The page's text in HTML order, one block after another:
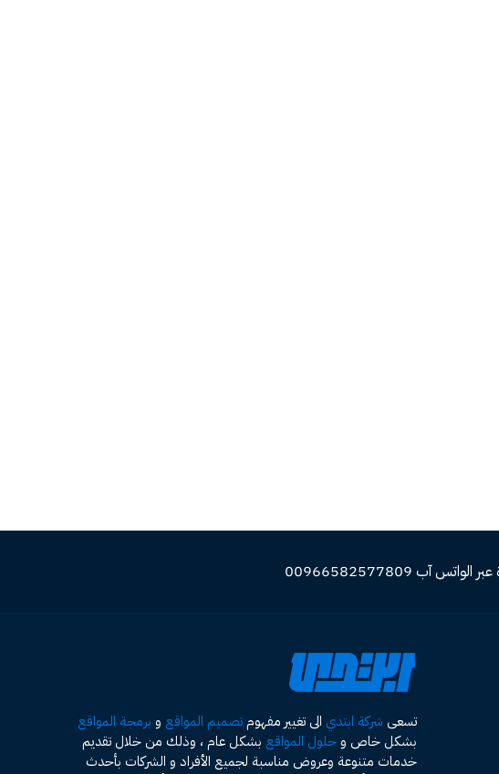
00966582577809
تسعى شركة ابتدي الى تغيير مفهومتصميم المواقع و برمجة المواقع
بشكل خاص وحلول المواقع بشكل عام ، وذلك من خلال تقديم
خدمات متنوعة وعروض مناسبة لجميع الأفراد و الشركات بأحدث